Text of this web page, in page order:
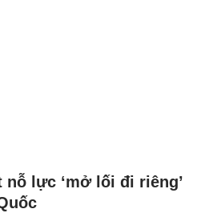
nỗ lực ‘mở lối đi riêng’